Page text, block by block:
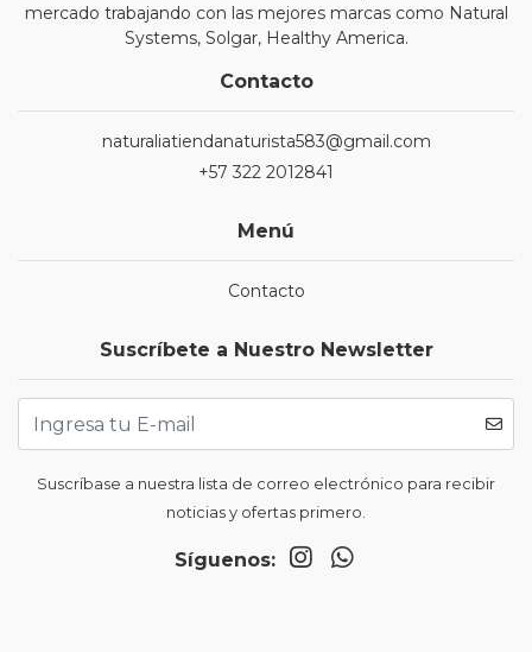
mercado trabajando con las mejores marcas como Natural
Systems, Solgar, Healthy America.
Contacto
naturaliatiendanaturista583@gmail.com
+57 322 2012841
Menú
Contacto
Suscríbete a Nuestro Newsletter
Suscríbase a nuestra lista de correo electrónico para recibir
noticias y ofertas primero.
Síguenos: